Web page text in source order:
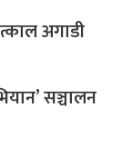
अगाडी
सञ्चालन